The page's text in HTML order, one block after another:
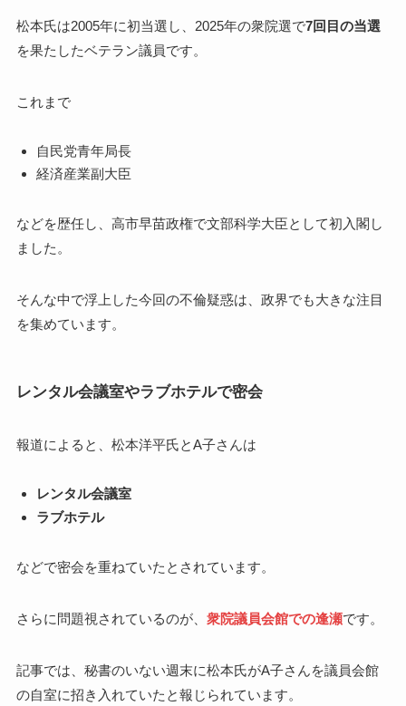
松本氏は2005年に初当選し、2025年の衆院選で7回目の当選
を果たしたベテラン議員です。
これまで
自民党青年局長
経済産業副大臣
などを歴任し、高市早苗政権で文部科学大臣として初入閣し
ました。
そんな中で浮上した今回の不倫疑惑は、政界でも大きな注目
を集めています。
レンタル会議室やラブホテルで密会
報道によると、松本洋平氏とA子さんは
レンタル会議室
ラブホテル
などで密会を重ねていたとされています。
さらに問題視されているのが、 衆院議員会館での逢瀬です。
記事では、秘書のいない週末に松本氏がA子さんを議員会館
の自室に招き入れていたと報じられています。